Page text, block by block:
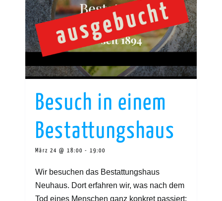
Besuch in einem
Bestattungshaus
März 24 @ 18:00 - 19:00
Wir besuchen das Bestattungshaus
Neuhaus. Dort erfahren wir, was nach dem
Tod eines Menschen ganz konkret passiert: